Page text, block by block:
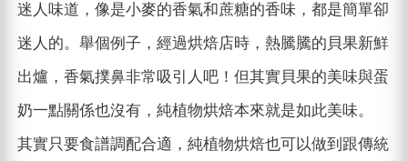
迷人味道，像是小麥的香氣和蔗糖的香味，都是簡單卻
迷人的。舉個例子，經過烘焙店時，熱騰騰的貝果新鮮
出爐，香氣撲鼻非常吸引人吧！但其實貝果的美味與蛋
奶一點關係也沒有，純植物烘焙本來就是如此美味。
其實只要食譜調配合適，純植物烘焙也可以做到跟傳統